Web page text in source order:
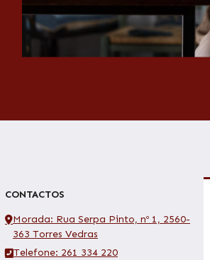
CONTACTOS
Morada: Rua Serpa Pinto, nº 1, 2560-
363 Torres Vedras
Telefone: 261 334 220